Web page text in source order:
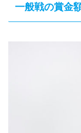
一般戦の賞金